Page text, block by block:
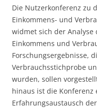
Die Nutzerkonferenz zu
Einkommens- und
widmet sich der Analyse
Einkommens und
Forschungsergebnisse,
Verbrauchsstichprobe
wurden, sollen
hinaus ist die Konferenz
Erfahrungsaustausch